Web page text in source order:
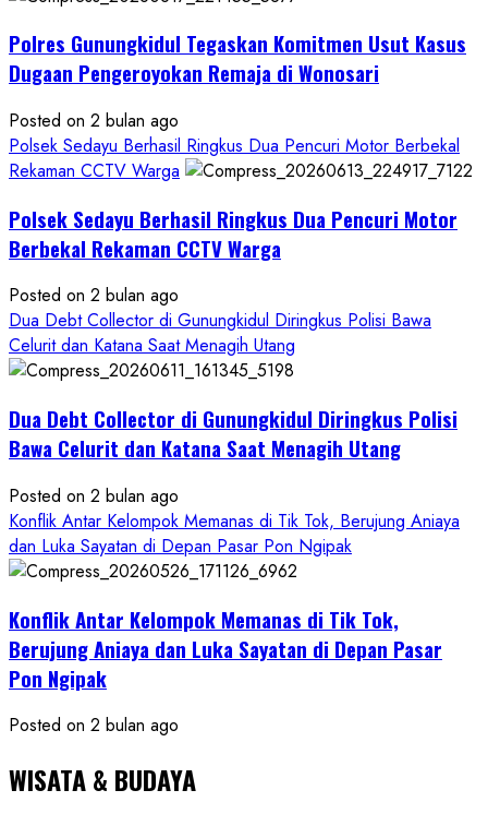
Pelecehan
Seksual:
DIY
Terbitkan
DPO
Asal
Gunungkidul
Polres Gunungkidul Tegaskan Komitmen Usut Kasus
Dugaan Pengeroyokan Remaja di Wonosari
Posted on 2 bulan ago
Polsek Sedayu Berhasil Ringkus Dua Pencuri Motor Berbekal
Rekaman CCTV Warga
Polsek Sedayu Berhasil Ringkus Dua Pencuri Motor
Berbekal Rekaman CCTV Warga
Posted on 2 bulan ago
Dua Debt Collector di Gunungkidul Diringkus Polisi Bawa
Celurit dan Katana Saat Menagih Utang
Dua Debt Collector di Gunungkidul Diringkus Polisi
Bawa Celurit dan Katana Saat Menagih Utang
Posted on 2 bulan ago
Konflik Antar Kelompok Memanas di Tik Tok, Berujung Aniaya
dan Luka Sayatan di Depan Pasar Pon Ngipak
Konflik Antar Kelompok Memanas di Tik Tok,
Berujung Aniaya dan Luka Sayatan di Depan Pasar
Pon Ngipak
Posted on 2 bulan ago
WISATA & BUDAYA